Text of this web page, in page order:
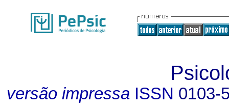
versão impressa ISSN 0103-